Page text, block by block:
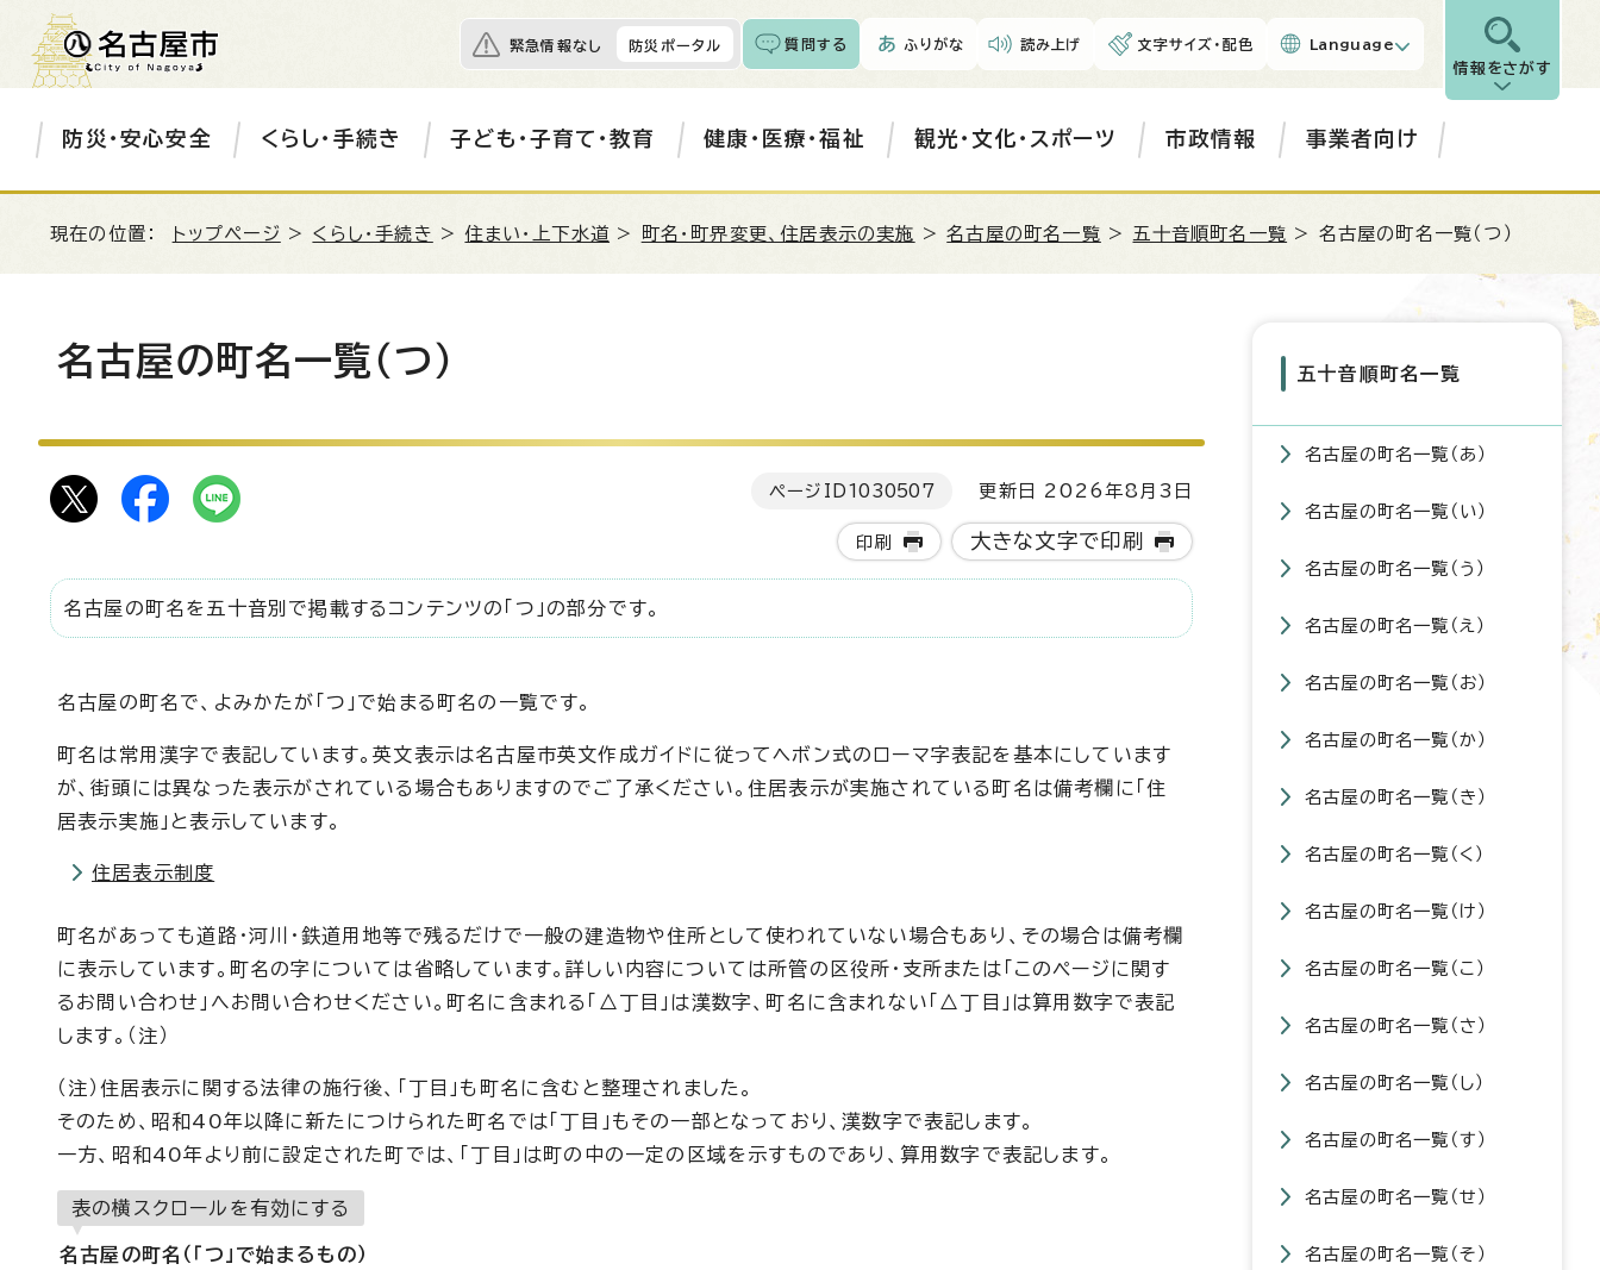
緊急情報なし 防災ポータル 質問する ふりがな 読み上げ 文字サイズ・配色 Language
情報をさがす
防災・安心安全 くらし・手続き 子ども・子育て・教育 健康・医療・福祉 観光・文化・スポーツ 市政情報 事業者向け
現在の位置： トップページ > くらし・手続き >住まい・上下水道 > 町名・町界変更、住居表示の実施 >名古屋の町名一覧 > 五十音順町名一覧 > 名古屋の町名一覧（つ）
名古屋の町名一覧（つ）
ページID 1030507 更新日 2026年8月3日
印刷 大きな文字で印刷
名古屋の町名を五十音別で掲載するコンテンツの「つ」の部分です。
名古屋の町名で、よみかたが「つ」で始まる町名の一覧です。
町名は常用漢字で表記しています。英文表示は名古屋市英文作成ガイドに従ってヘボン式のローマ字表記を基本にしています
が、街頭には異なった表示がされている場合もありますのでご了承ください。住居表示が実施されている町名は備考欄に「住
居表示実施」と表示しています。
住居表示制度
町名があっても道路・河川・鉄道用地等で残るだけで一般の建造物や住所として使われていない場合もあり、その場合は備考欄
に表示しています。町名の字については省略しています。詳しい内容については所管の区役所・支所または「このページに関す
るお問い合わせ」へお問い合わせください。町名に含まれる「△丁目」は漢数字、町名に含まれない「△丁目」は算用数字で表記
します。（注）
（注）住居表示に関する法律の施行後、「丁目」も町名に含むと整理されました。
そのため、昭和40年以降に新たにつけられた町名では「丁目」もその一部となっており、漢数字で表記します。
一方、昭和40年より前に設定された町では、「丁目」は町の中の一定の区域を示すものであり、算用数字で表記します。
表の横スクロールを有効にする
名古屋の町名（「つ」で始まるもの）
五十音順町名一覧
名古屋の町名一覧（あ）
名古屋の町名一覧（い）
名古屋の町名一覧（う）
名古屋の町名一覧（え）
名古屋の町名一覧（お）
名古屋の町名一覧（か）
名古屋の町名一覧（き）
名古屋の町名一覧（く）
名古屋の町名一覧（け）
名古屋の町名一覧（こ）
名古屋の町名一覧（さ）
名古屋の町名一覧（し）
名古屋の町名一覧（す）
名古屋の町名一覧（せ）
名古屋の町名一覧（そ）